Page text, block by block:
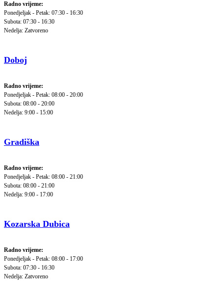
Radno vrijeme:
Ponedjeljak - Petak: 07:30 - 16:30
Subota: 07:30 - 16:30
Nedelja: Zatvoreno
Doboj
Radno vrijeme:
Ponedjeljak - Petak: 08:00 - 20:00
Subota: 08:00 - 20:00
Nedelja: 9:00 - 15:00
Gradiška
Radno vrijeme:
Ponedjeljak - Petak: 08:00 - 21:00
Subota: 08:00 - 21:00
Nedelja: 9:00 - 17:00
Kozarska Dubica
Radno vrijeme:
Ponedjeljak - Petak: 08:00 - 17:00
Subota: 07:30 - 16:30
Nedelja: Zatvoreno